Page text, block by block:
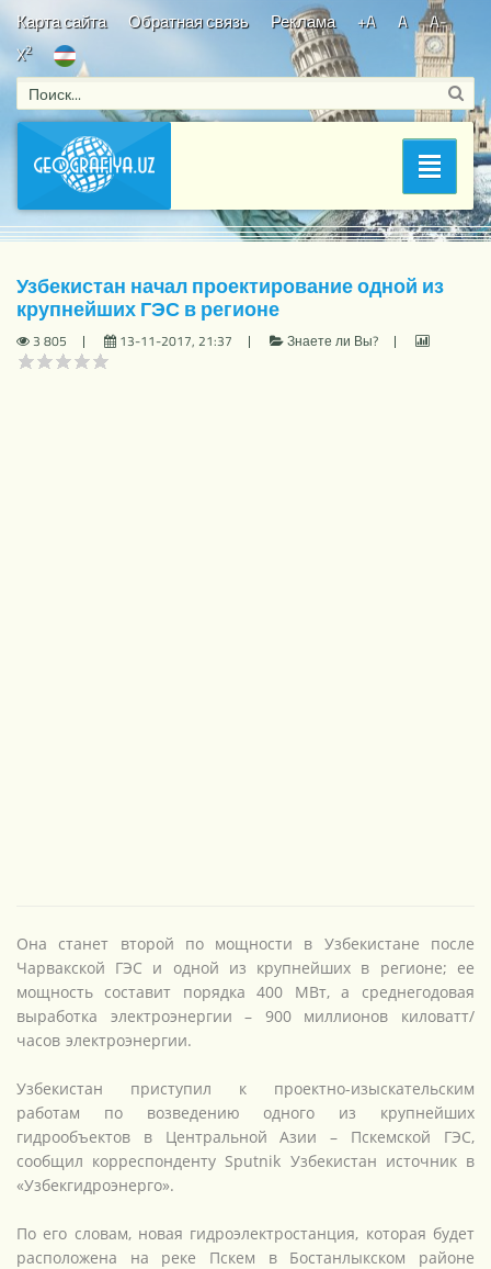
Карта сайта Обратная связь Реклама +A A
A-
X2
Bosh sahifa/Знаете ли Вы?
проектирование одной из крупнейших ГЭС в регионе
Узбекистан начал проектирование одной из
крупнейших ГЭС в регионе
3 805 13-11-2017, 21:37 Знаете ли Вы?
Она станет второй по мощности в Узбекистане после
Чарвакской ГЭС и одной из крупнейших в регионе; ее
мощность составит порядка 400 МВт, а среднегодовая
выработка электроэнергии – 900 миллионов киловатт/
часов электроэнергии.
Узбекистан приступил к проектно-изыскательским
работам по возведению одного из крупнейших
гидрообъектов в Центральной Азии – Пскемской ГЭС,
сообщил корреспонденту Sputnik Узбекистан источник в
«Узбекгидроэнерго».
По его словам, новая гидроэлектростанция, которая будет
расположена на реке Пскем в Бостанлыкском районе